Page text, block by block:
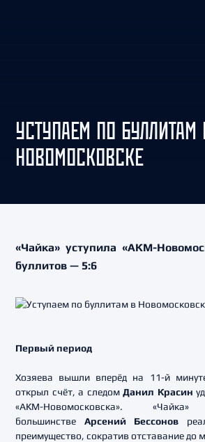
УСТУПАЕМ ПО БУЛЛИТАМ
НОВОМОСКОВСКЕ
«Чайка» уступила «АКМ-
буллитов — 5:6
Первый период
Хозяева вышли вперёд на 11-й
открыл счёт, а следомДанил Красин
«АКМ-Новомосковска».
большинстве Арсений Бессонов
преимущество, сократив отставание до